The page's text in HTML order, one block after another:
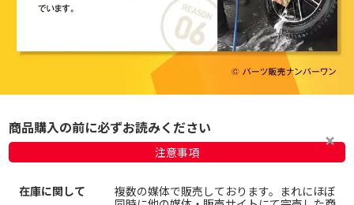
商品購入の前に必ずお読みください
注意事項
在庫に関して
複数の媒体で販売しております。まれにほぼ